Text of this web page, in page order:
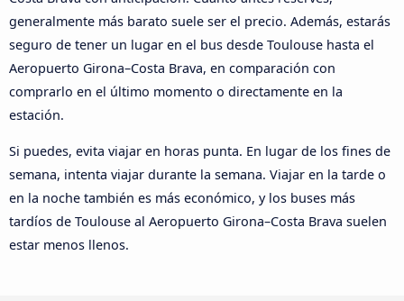
generalmente más barato suele ser el precio. Además, estarás
seguro de tener un lugar en el bus desde Toulouse hasta el
Aeropuerto Girona–Costa Brava, en comparación con
comprarlo en el último momento o directamente en la
estación.
Si puedes, evita viajar en horas punta. En lugar de los fines de
semana, intenta viajar durante la semana. Viajar en la tarde o
en la noche también es más económico, y los buses más
tardíos de Toulouse al Aeropuerto Girona–Costa Brava suelen
estar menos llenos.